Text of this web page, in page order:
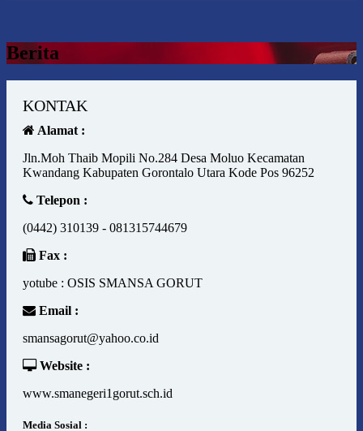
Berita
KONTAK
Alamat :
Jln.Moh Thaib Mopili No.284 Desa Moluo Kecamatan
Kwandang Kabupaten Gorontalo Utara Kode Pos 96252
Telepon :
(0442) 310139 - 081315744679
Fax :
yotube : OSIS SMANSA GORUT
Email :
smansagorut@yahoo.co.id
Website :
www.smanegeri1gorut.sch.id
Media Sosial :